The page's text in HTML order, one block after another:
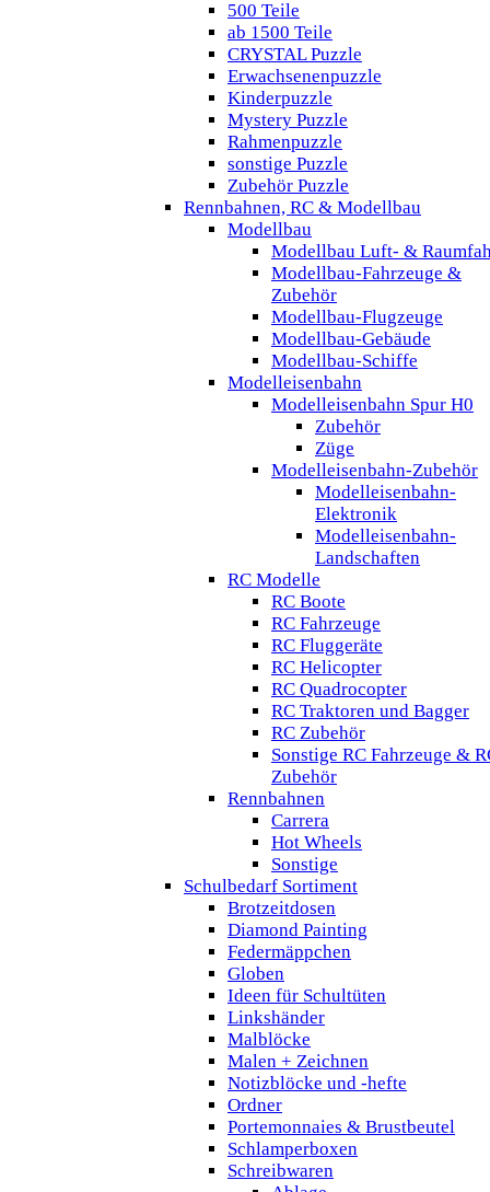
500 Teile
ab 1500 Teile
CRYSTAL Puzzle
Erwachsenenpuzzle
Kinderpuzzle
Mystery Puzzle
Rahmenpuzzle
sonstige Puzzle
Zubehör Puzzle
Rennbahnen, RC & Modellbau
Modellbau
Modellbau Luft- &
Modellbau-Fahrzeuge &
Zubehör
Modellbau-Flugzeuge
Modellbau-Gebäude
Modellbau-Schiffe
Modelleisenbahn
Modelleisenbahn Spur H0
Zubehör
Züge
Modelleisenbahn-Zubehör
Modelleisenbahn-
Elektronik
Modelleisenbahn-
Landschaften
RC Modelle
RC Boote
RC Fahrzeuge
RC Fluggeräte
RC Helicopter
RC Quadrocopter
RC Traktoren und Bagger
RC Zubehör
Sonstige RC Fahrzeuge &
Zubehör
Rennbahnen
Carrera
Hot Wheels
Sonstige
Schulbedarf Sortiment
Brotzeitdosen
Diamond Painting
Federmäppchen
Globen
Ideen für Schultüten
Linkshänder
Malblöcke
Malen + Zeichnen
Notizblöcke und -hefte
Ordner
Portemonnaies & Brustbeutel
Schlamperboxen
Schreibwaren